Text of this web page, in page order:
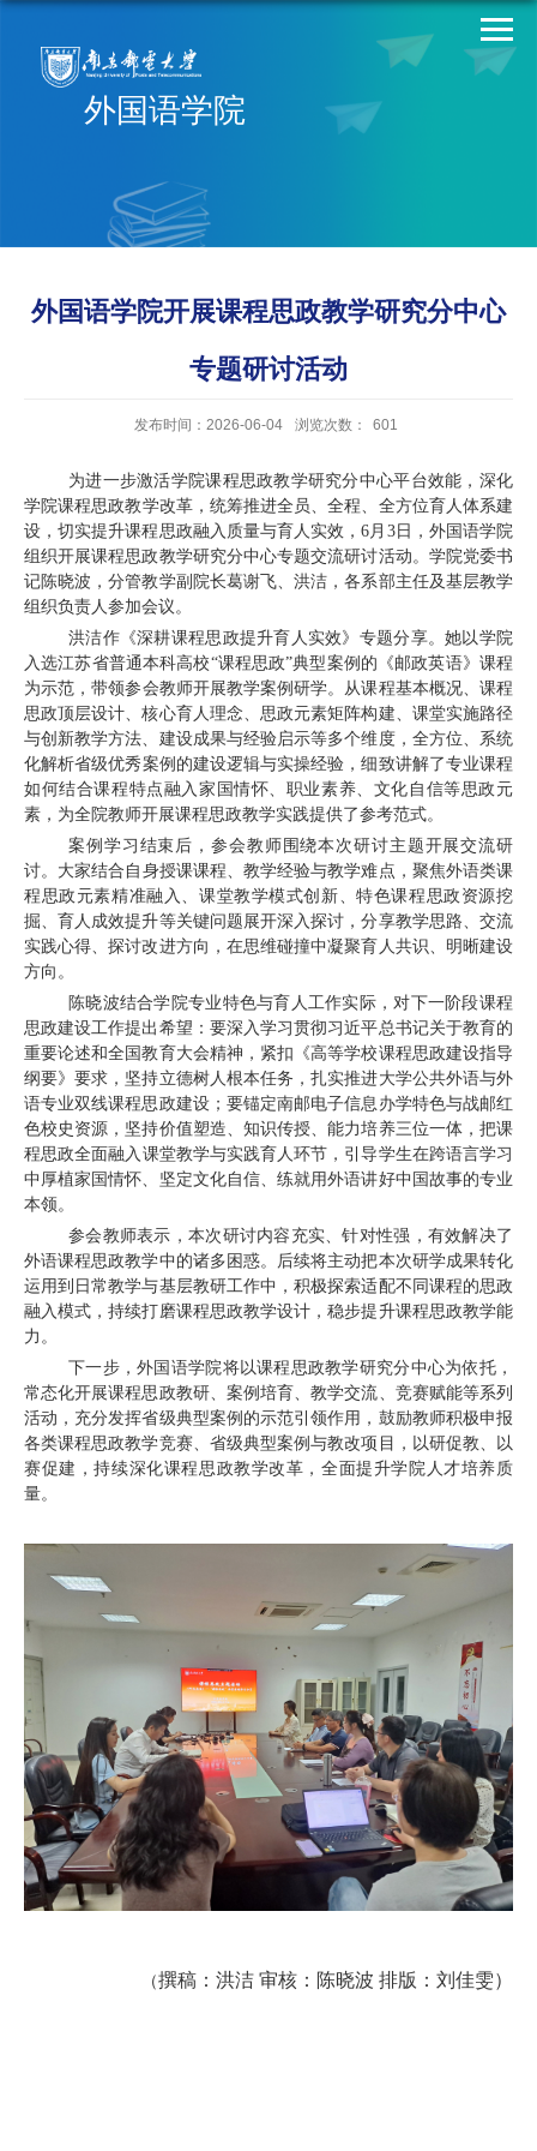
外国语学院
外国语学院开展课程思政教学研究分中心
专题研讨活动
发布时间：2026-06-04 浏览次数： 601
为进一步激活学院课程思政教学研究分中心平台效能，深化
学院课程思政教学改革，统筹推进全员、全程、全方位育人体系建
设，切实提升课程思政融入质量与育人实效，6月3日，外国语学院
组织开展课程思政教学研究分中心专题交流研讨活动。学院党委书
记陈晓波，分管教学副院长葛谢飞、洪洁，各系部主任及基层教学
组织负责人 参加会议 。
洪洁作《深耕课程思政提升育人实效》专题分享。她以学院
入选江苏省普通本科高校“课程思政”典型案例的《邮政英语》课程
为示范 ，带领参会教师开展教学案例研学。从课程基本概况、课程
思政顶层设计、核心育人理念、思政元素矩阵构建、课堂实施路径
与创新教学方法、建设成果与经验启示等多个维度，全方位、系统
化解析省级优秀案例的建设逻辑与实操经验，细致讲解了专业课程
如何结合课程特点融入家国情怀、职业素养、文化自信等思政元
素，为全院教师开展课程思政教学实践提供了参考范式。
案例学习结束后，参会教师围绕本次研讨主题开展交流研
讨。 大家结合自身授课课程、教学经验与教学难点，聚焦外语类课
程思政元素精准融入、课堂教学模式创新、特色课程思政资源挖
掘、育人成效提升等关键问题展开深入探讨，分享教学思路、交流
实践心得、探讨改进方向，在思维碰撞中凝聚育人共识、明晰建设
方向。
陈晓波结合学院专业特色与育人工作实际， 对下一阶段课程
思政建设工作提出 希望：要深入学习贯彻习近平总书记关于教育的
重要论述和全国教育大会精神，紧扣《高等学校课程思政建设指导
纲要》要求，坚持立德树人根本任务，扎实推进大学公共外语与外
语专业双线课程思政建设；要锚定南邮电子信息办学特色与战邮红
色校史资源，坚持价值塑造、知识传授、能力培养三位一体，把课
程思政全面融入 课堂教学与实践育人环节 ， 引导学生在跨语言学习
中厚植家国情怀、坚定文化自信、练就用外语讲好中国故事的专业
本领。
参会教师表示，本次研讨内容充实、针对性强，有效解决了
外语课程思政教学中的诸多困惑。后续将主动把本次研学成果转化
运用到日常教学与基层教研工作中，积极探索适配不同课程的思政
融入模式，持续打磨课程思政教学设计，稳步提升课程思政教学能
力。
下一步，外国语学院将以课程思政教学研究分中心为依托，
常态化开展课程思政教研、案例培育、教学交流、竞赛赋能等系列
活动，充分发挥省级典型案例的示范引领作用，鼓励教师积极申报
各类课程思政教学竞赛、省级典型案例与教改项目，以研促教、以
赛促建，持续深化课程思政教学改革，全面提升学院人才培养质
量。
（撰稿：洪洁 审核：陈晓波 排版：刘佳雯）